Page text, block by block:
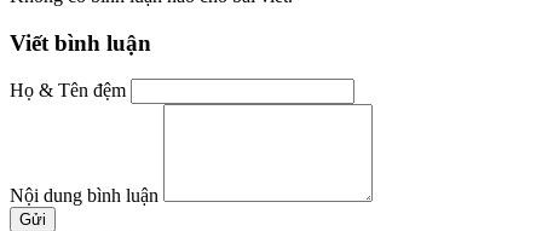
Viết bình luận
Họ & Tên đệm
Nội dung bình luận
Gửi